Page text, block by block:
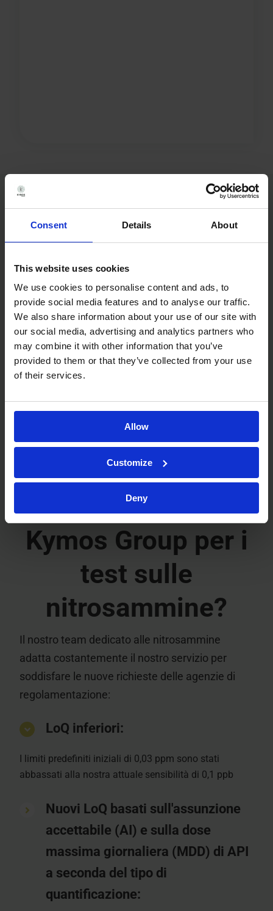
Consent Details About
This website uses cookies
We use cookies to personalise content and ads, to
provide social media features and to analyse our traffic.
We also share information about your use of our site with
our social media, advertising and analytics partners who
may combine it with other information that you’ve
provided to them or that they’ve collected from your use
of their services.
Allow
Customize
Deny
Perché affidarsi a
Kymos Group per i
test sulle
nitrosammine?
Il nostro team dedicato alle nitrosammine
adatta costantemente il nostro servizio per
soddisfare le nuove richieste delle agenzie di
regolamentazione:
LoQ inferiori:
I limiti predefiniti iniziali di 0,03 ppm sono stati
abbassati alla nostra attuale sensibilità di 0,1 ppb
Nuovi LoQ basati sull'assunzione
accettabile (AI) e sulla dose
massima giornaliera (MDD) di API
a seconda del tipo di
quantificazione: